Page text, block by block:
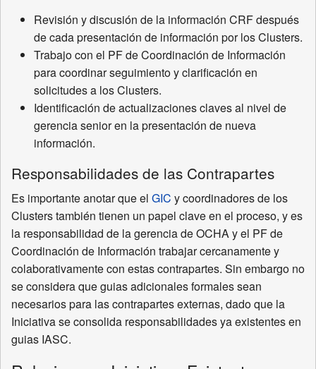
Revisión y discusión de la información CRF después
de cada presentación de información por los Clusters.
Trabajo con el PF de Coordinación de Información
para coordinar seguimiento y clarificación en
solicitudes a los Clusters.
Identificación de actualizaciones claves al nivel de
gerencia senior en la presentación de nueva
información.
Responsabilidades de las Contrapartes
Es importante anotar que el GIC y coordinadores de los
Clusters también tienen un papel clave en el proceso, y es
la responsabilidad de la gerencia de OCHA y el PF de
Coordinación de Información trabajar cercanamente y
colaborativamente con estas contrapartes. Sin embargo no
se considera que guias adicionales formales sean
necesarios para las contrapartes externas, dado que la
Iniciativa se consolida responsabilidades ya existentes en
guias IASC.